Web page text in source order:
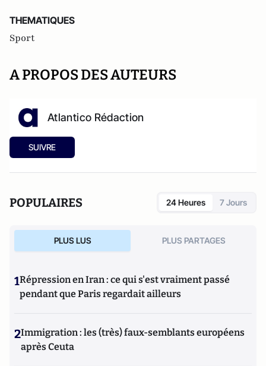
THEMATIQUES
Sport
A PROPOS DES AUTEURS
Atlantico Rédaction
SUIVRE
POPULAIRES 24 Heures 7 Jours
PLUS LUS PLUS PARTAGES
1Répression en Iran : ce qui s'est vraiment passé
pendant que Paris regardait ailleurs
2Immigration : les (très) faux-semblants européens
après Ceuta